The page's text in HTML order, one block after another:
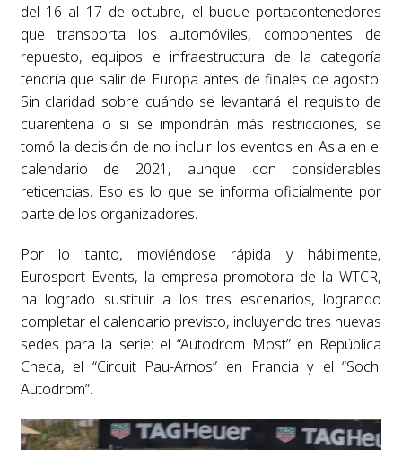
del 16 al 17 de octubre, el buque portacontenedores
que transporta los automóviles, componentes de
repuesto, equipos e infraestructura de la categoría
tendría que salir de Europa antes de finales de agosto.
Sin claridad sobre cuándo se levantará el requisito de
cuarentena o si se impondrán más restricciones, se
tomó la decisión de no incluir los eventos en Asia en el
calendario de 2021, aunque con considerables
reticencias. Eso es lo que se informa oficialmente por
parte de los organizadores.
Por lo tanto, moviéndose rápida y hábilmente,
Eurosport Events, la empresa promotora de la WTCR,
ha logrado sustituir a los tres escenarios, logrando
completar el calendario previsto, incluyendo tres nuevas
sedes para la serie: el “Autodrom Most” en República
Checa, el “Circuit Pau-Arnos” en Francia y el “Sochi
Autodrom”.